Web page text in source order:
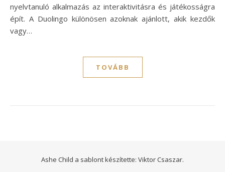
nyelvtanuló alkalmazás az interaktivitásra és játékosságra
épít. A Duolingo különösen azoknak ajánlott, akik kezdők
vagy…
TOVÁBB
Ashe Child a sablont készítette: Viktor Csaszar.